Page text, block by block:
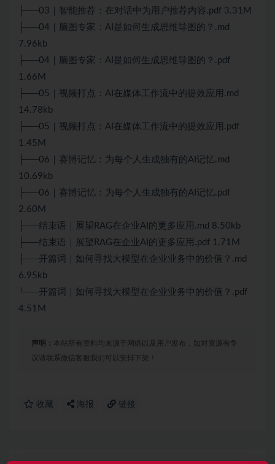
├──03｜智能推荐：在对话中为用户推荐内容.pdf 3.31M
├──04｜脑图专家：AI是如何生成思维导图的？.md
7.96kb
├──04｜脑图专家：AI是如何生成思维导图的？.pdf
1.66M
├──05｜视频打点：AI在媒体工作流中的提效应用.md
14.78kb
├──05｜视频打点：AI在媒体工作流中的提效应用.pdf
1.45M
├──06｜赛博记忆：为每个人生成独有的AI记忆.md
10.69kb
├──06｜赛博记忆：为每个人生成独有的AI记忆.pdf
2.60M
├──结束语｜展望RAG在企业AI的更多应用.md 8.50kb
├──结束语｜展望RAG在企业AI的更多应用.pdf 1.71M
├──开篇词｜如何寻找大模型在企业业务中的价值？.md
6.95kb
└──开篇词｜如何寻找大模型在企业业务中的价值？.pdf
4.51M
声明： 本站所有资料均来源于网络以及用户发布，如对资源有争
议请联系微信客服我们可以安排下架！
收藏 海报 链接